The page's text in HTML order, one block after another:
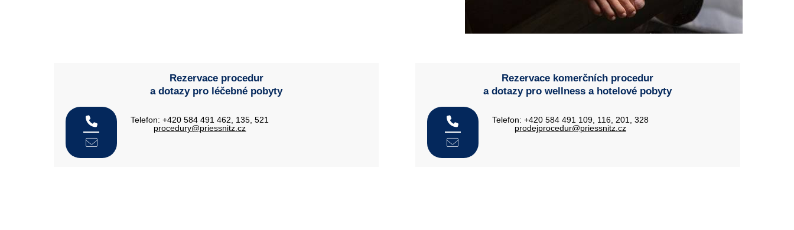
Rezervace procedur
a dotazy pro léčebné pobyty
Telefon: +420 584 491 462, 135, 521
procedury@priessnitz.cz
Rezervace komerčních procedur
a dotazy pro wellness a hotelové pobyty
Telefon: +420 584 491 109, 116, 201, 328
prodejprocedur@priessnitz.cz